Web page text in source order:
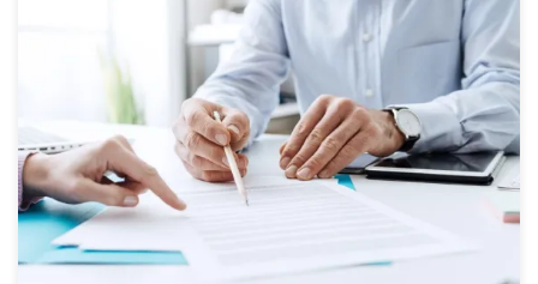
Si te están planteando desde tu empresa un cambio de
las condiciones laborales o te preguntas si puede la
enseña para la que trabajas hacer algo así, presta
atención. Estos son los detalles importantes a tener en
cuenta.